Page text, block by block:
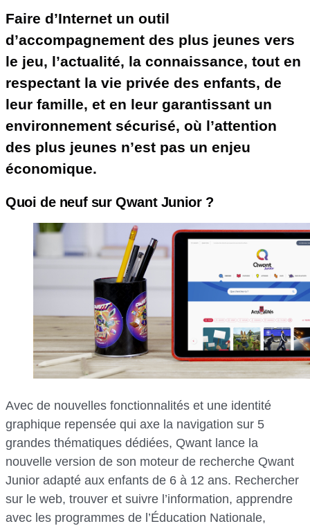
Faire d’Internet un outil
d’accompagnement des plus jeunes vers
le jeu, l’actualité, la connaissance, tout en
respectant la vie privée des enfants, de
leur famille, et en leur garantissant un
environnement sécurisé, où l’attention
des plus jeunes n’est pas un enjeu
économique.
Quoi de neuf sur Qwant Junior ?
Avec de nouvelles fonctionnalités et une identité
graphique repensée qui axe la navigation sur 5
grandes thématiques dédiées, Qwant lance la
nouvelle version de son moteur de recherche Qwant
Junior adapté aux enfants de 6 à 12 ans. Rechercher
sur le web, trouver et suivre l’information, apprendre
avec les programmes de l’Éducation Nationale,